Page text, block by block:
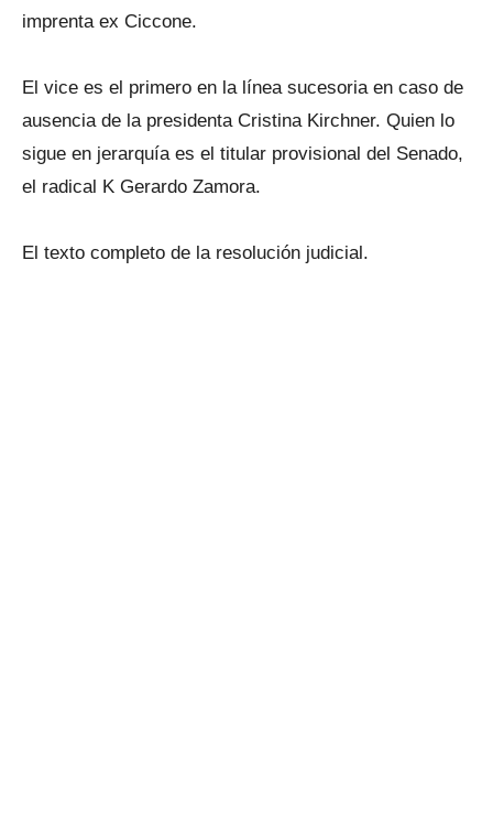
imprenta ex Ciccone.
El vice es el primero en la línea sucesoria en caso de
ausencia de la presidenta Cristina Kirchner. Quien lo
sigue en jerarquía es el titular provisional del Senado,
el radical K Gerardo Zamora.
El texto completo de la resolución judicial.